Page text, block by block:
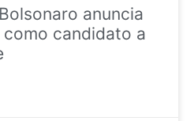
anuncia
candidato a